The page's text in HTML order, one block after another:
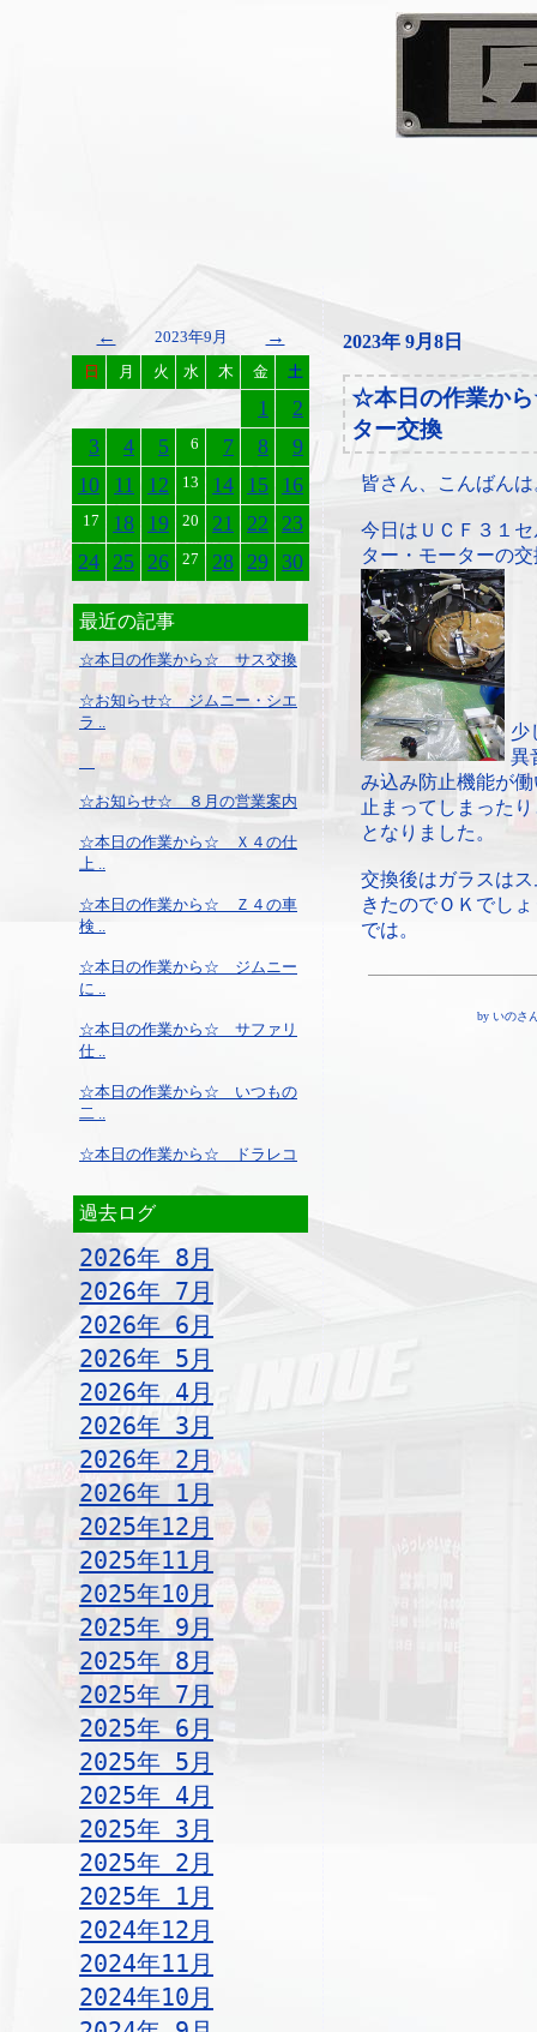
← 2023年9月 →
日 月 火 水 木 金 土
1
2
3
4 5 6 7 8
9
10
11 12 13 14 15 16
17 18 19 20 21 22 23
24 25 26 27 28 29 30
最近の記事
☆本日の作業から☆ サス交換
☆お知らせ☆ ジムニー・シエ
ラ ..
☆お知らせ☆ ８月の営業案内
☆本日の作業から☆ Ｘ４の仕
上 ..
☆本日の作業から☆ Ｚ４の車
検 ..
☆本日の作業から☆ ジムニー
に ..
☆本日の作業から☆ サファリ
仕 ..
☆本日の作業から☆ いつもの
二 ..
☆本日の作業から☆ ドラレコ
過去ログ
2026年 8月
2026年 7月
2026年 6月
2026年 5月
2026年 4月
2026年 3月
2026年 2月
2026年 1月
2025年12月
2025年11月
2025年10月
2025年 9月
2025年 8月
2025年 7月
2025年 6月
2025年 5月
2025年 4月
2025年 3月
2025年 2月
2025年 1月
2024年12月
2024年11月
2024年10月
2023年 9月8日
☆本日の作業か
ター交換
皆さん、こんばんは
今日はＵＣＦ３１
ター・モーターの
少
異
み込み防止機能が
止まってしまった
となりました。
交換後はガラスは
きたのでＯＫでし
では。
by いのさ